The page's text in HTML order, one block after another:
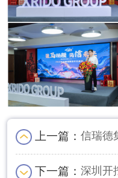
上一篇：信瑞德
下一篇：深圳开